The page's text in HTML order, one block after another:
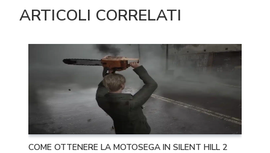
ARTICOLI CORRELATI
COME OTTENERE LA MOTOSEGA IN SILENT HILL 2